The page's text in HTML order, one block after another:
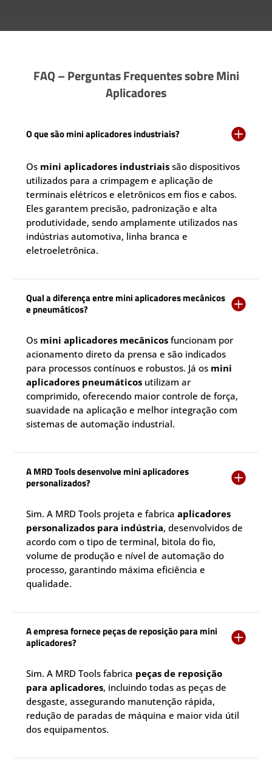
FAQ – Perguntas Frequentes sobre Mini
Aplicadores
O que são mini aplicadores industriais? 
Os mini aplicadores industriais são dispositivos
utilizados para a crimpagem e aplicação de
terminais elétricos e eletrônicos em fios e cabos.
Eles garantem precisão, padronização e alta
produtividade, sendo amplamente utilizados nas
indústrias automotiva, linha branca e
eletroeletrônica.
Qual a diferença entre mini aplicadores mecânicos
e pneumáticos?

Os mini aplicadores mecânicos funcionam por
acionamento direto da prensa e são indicados
para processos contínuos e robustos. Já os mini
aplicadores pneumáticos utilizam ar
comprimido, oferecendo maior controle de força,
suavidade na aplicação e melhor integração com
sistemas de automação industrial.
A MRD Tools desenvolve mini aplicadores
personalizados?

Sim. A MRD Tools projeta e fabricaaplicadores
personalizados para indústria, desenvolvidos de
acordo com o tipo de terminal, bitola do fio,
volume de produção e nível de automação do
processo, garantindo máxima eficiência e
qualidade.
A empresa fornece peças de reposição para mini
aplicadores?

Sim. A MRD Tools fabrica peças de reposição
para aplicadores, incluindo todas as peças de
desgaste, assegurando manutenção rápida,
redução de paradas de máquina e maior vida útil
dos equipamentos.